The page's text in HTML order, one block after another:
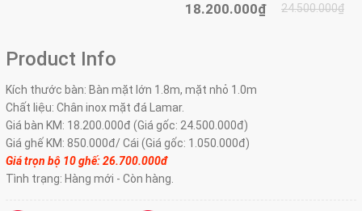
18.200.000₫ 24.500.000₫
Product Info
Kích thước bàn: Bàn mặt lớn 1.8m, mặt nhỏ 1.0m
Chất liệu: Chân inox mặt đá Lamar.
Giá bàn KM: 18.200.000đ (Giá gốc: 24.500.000đ)
Giá ghế KM: 850.000đ/ Cái (Giá gốc: 1.050.000đ)
Giá trọn bộ 10 ghế: 26.700.000đ
Tình trạng: Hàng mới - Còn hàng.